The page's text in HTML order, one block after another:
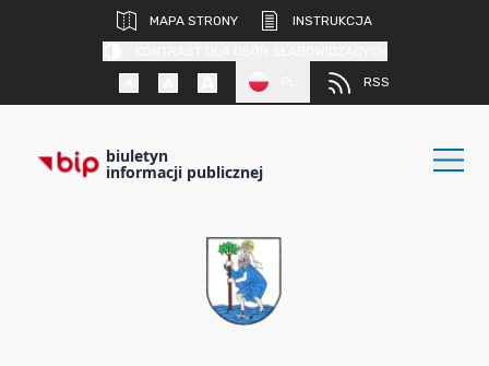
MAPA STRONY
INSTRUKCJA
RSS
biuletyn
informacji publicznej